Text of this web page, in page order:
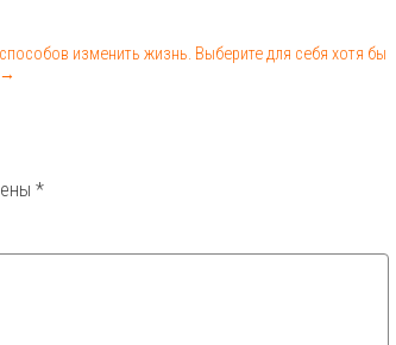
изменить жизнь. Выберите для себя хотя бы
*